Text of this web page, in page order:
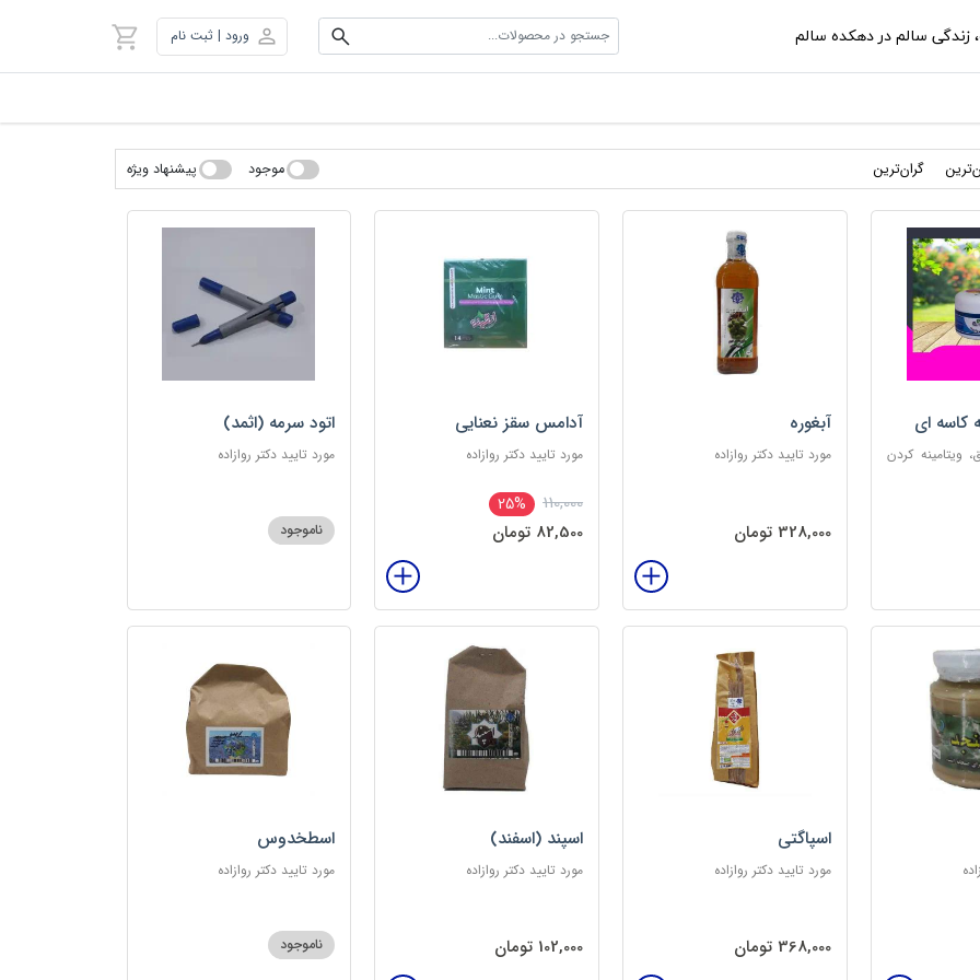
، زندگی سالم در دهکده سالم جستجو در محصولات... ورود | ثبت نام
گران‌ترین موجود پیشنهاد ویژه
کاسه ای
ویتامینه کردن
آبغوره
مورد تایید دکتر روازاده
328,000 تومان
آدامس سقز نعنایی
مورد تایید دکتر روازاده
110,000
25%
82,500 تومان
اتود سرمه (اثمد)
مورد تایید دکتر روازاده
ناموجود
اسپاگتی
مورد تایید دکتر روازاده
368,000 تومان
اسپند (اسفند)
مورد تایید دکتر روازاده
102,000 تومان
اسطخدوس
مورد تایید دکتر روازاده
ناموجود